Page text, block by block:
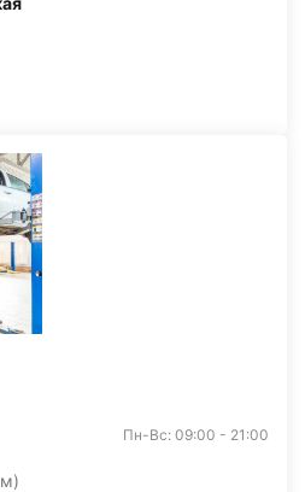
Пн-Вс: 09:00 - 21:00